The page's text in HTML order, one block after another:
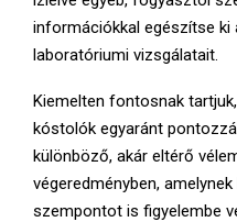
N
U
információkkal egészítse ki
laboratóriumi vizsgálatait.
Kiemelten fontosnak
kóstolók egyaránt
különböző, akár eltérő
végeredményben,
szempontot is figyelembe